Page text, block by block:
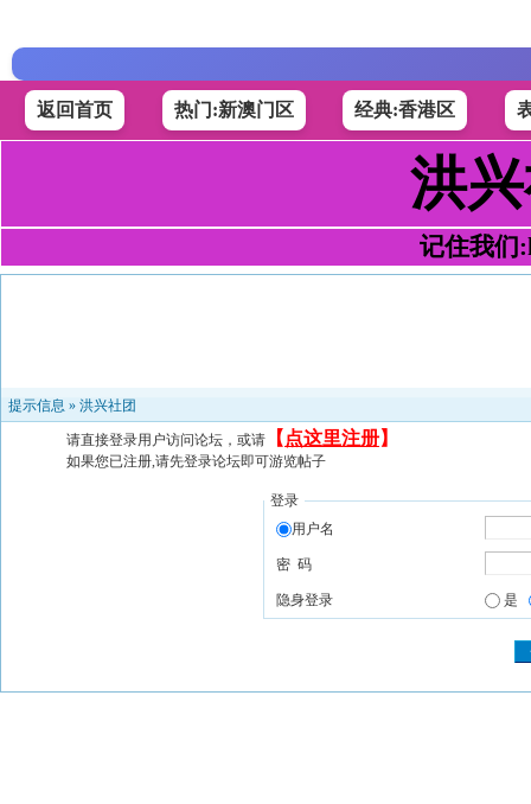
返回首页 热门:新澳门区 经典:香港区
洪
记住我们
提示信息 » 洪兴社团
请直接登录用户访问论坛，或请 【 点这里注册】
如果您已注册,请先登录论坛即可游览帖子
登录
用户名
密 码
隐身登录 是